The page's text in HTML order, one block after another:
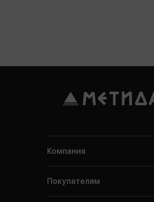
Компания
Покупателям